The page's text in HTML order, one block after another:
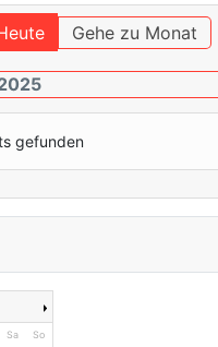
Gehe zu Monat
gefunden
Sa So